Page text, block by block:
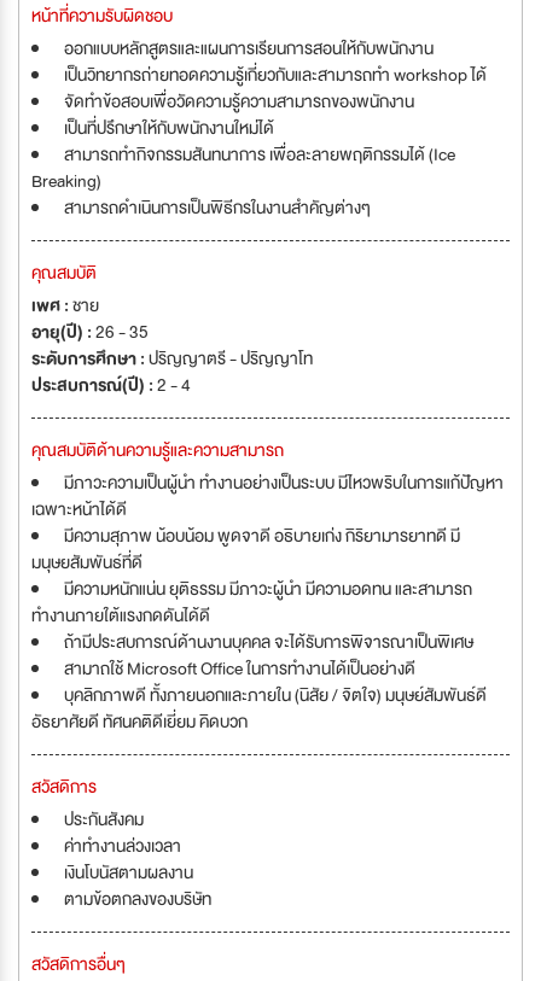
หน้าที่ความรับผิดชอบ
ออกแบบหลักสูตรและแผนการเรียนการสอนให้กับพนักงาน
เป็นวิทยากรถ่ายทอดความรู้เกี่ยวกับและสามารถทำ workshop ได้
จัดทำข้อสอบเพื่อวัดความรู้ความสามารถของพนักงาน
เป็นที่ปรึกษาให้กับพนักงานใหม่ได้
สามารถทำกิจกรรมสันทนาการ เพื่อละลายพฤติกรรมได้ (Ice
Breaking)
สามารถดำเนินการเป็นพิธีกรในงานสำคัญต่างๆ
คุณสมบัติ
เพศ :ชาย
อายุ(ปี) :26 - 35
ระดับการศึกษา :ปริญญาตรี - ปริญญาโท
ประสบการณ์(ปี) :2 - 4
คุณสมบัติด้านความรู้และความสามารถ
มีภาวะความเป็นผู้นำ ทำงานอย่างเป็นระบบ มีไหวพริบในการแก้ปัญหา
เฉพาะหน้าได้ดี
มีความสุภาพ น้อบน้อม พูดจาดี อธิบายเก่ง กิริยามารยาทดี มี
มนุษยสัมพันธ์ที่ดี
มีความหนักแน่น ยุติธรรม มีภาวะผู้นำ มีความอดทน และสามารถ
ทำงานภายใต้แรงกดดันได้ดี
ถ้ามีประสบการณ์ด้านงานบุคคล จะได้รับการพิจารณาเป็นพิเศษ
สามาถใช้ Microsoft Office ในการทำงานได้เป็นอย่างดี
บุคลิกภาพดี ทั้งภายนอกและภายใน (นิสัย / จิตใจ) มนุษย์สัมพันธ์ดี
อัธยาศัยดี ทัศนคติดีเยี่ยม คิดบวก
สวัสดิการ
ประกันสังคม
ค่าทำงานล่วงเวลา
เงินโบนัสตามผลงาน
ตามข้อตกลงของบริษัท
สวัสดิการอื่นๆ